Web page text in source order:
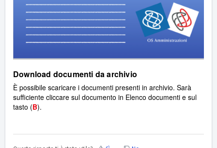
Download documenti da archivio
È possibile scaricare i documenti presenti in archivio. Sarà
sufficiente cliccare sul documento in Elenco documenti e sul
tasto (B).